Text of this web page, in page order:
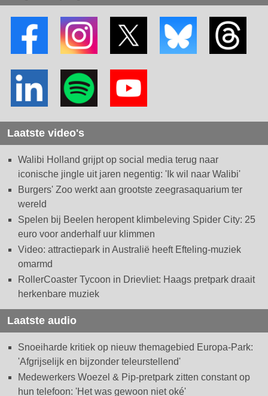
Laatste video's
Walibi Holland grijpt op social media terug naar
iconische jingle uit jaren negentig: 'Ik wil naar Walibi'
Burgers' Zoo werkt aan grootste zeegrasaquarium ter
wereld
Spelen bij Beelen heropent klimbeleving Spider City: 25
euro voor anderhalf uur klimmen
Video: attractiepark in Australië heeft Efteling-muziek
omarmd
RollerCoaster Tycoon in Drievliet: Haags pretpark draait
herkenbare muziek
Laatste audio
Snoeiharde kritiek op nieuw themagebied Europa-Park:
'Afgrijselijk en bijzonder teleurstellend'
Medewerkers Woezel & Pip-pretpark zitten constant op
hun telefoon: 'Het was gewoon niet oké'